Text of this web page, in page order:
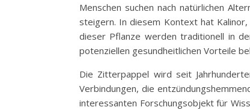
Menschen suchen nach natürlichen
steigern. In diesem Kontext hat
dieser Pflanze werden traditionell in
potenziellen gesundheitlichen Vorteile
Die Zitterpappel wird seit
Verbindungen, die
interessanten Forschungsobjekt für